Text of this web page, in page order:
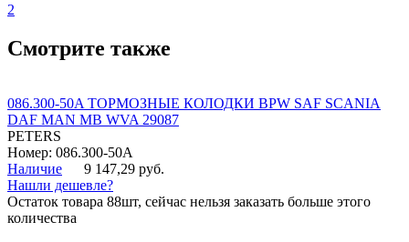
2
Смотрите также
086.300-50A ТОРМОЗНЫЕ КОЛОДКИ BPW SAF SCANIA
DAF MAN MB WVA 29087
PETERS
Номер: 086.300-50A
Наличие
9 147,29 руб.
Нашли дешевле?
Остаток товара 88шт, сейчас нельзя заказать больше этого
количества